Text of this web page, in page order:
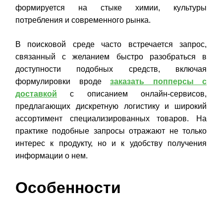
формируется на стыке химии, культуры
потребления и современного рынка.
В поисковой среде часто встречается запрос,
связанный с желанием быстро разобраться в
доступности подобных средств, включая
формулировки вроде заказать попперсы с
доставкой с описанием онлайн-сервисов,
предлагающих дискретную логистику и широкий
ассортимент специализированных товаров. На
практике подобные запросы отражают не только
интерес к продукту, но и к удобству получения
информации о нем.
Особенности